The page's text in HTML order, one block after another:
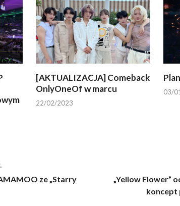
[AKTUALIZACJA] Comeback
OnlyOneOf w marcu
22/02/2023
03/
ze „Starry
„Yellow Flower”
koncept